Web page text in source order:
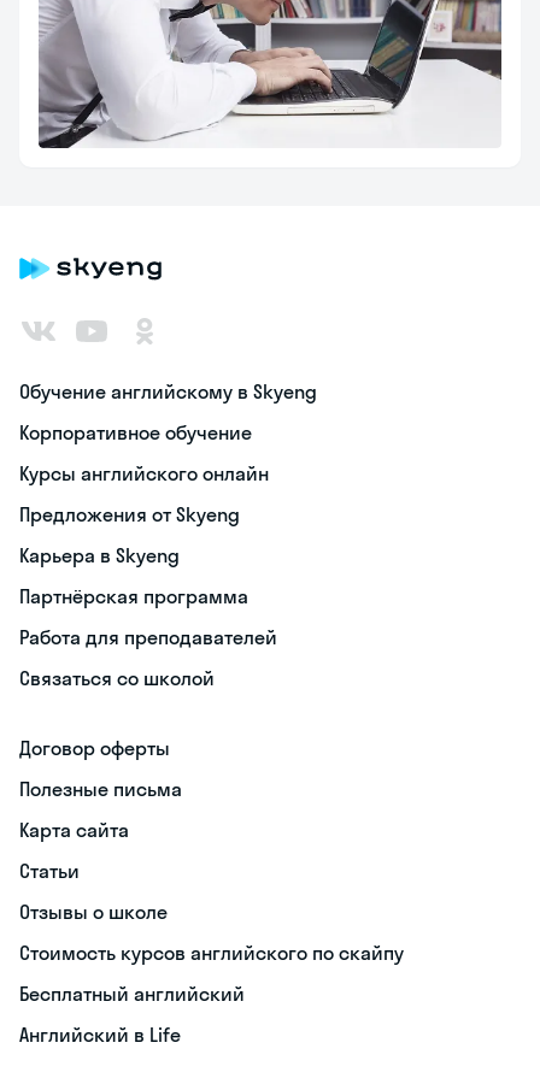
Обучение английскому в Skyeng
Корпоративное обучение
Курсы английского онлайн
Предложения от Skyeng
Карьера в Skyeng
Партнёрская программа
Работа для преподавателей
Связаться со школой
Договор оферты
Полезные письма
Карта сайта
Статьи
Отзывы о школе
Стоимость курсов английского по скайпу
Бесплатный английский
Английский в Life